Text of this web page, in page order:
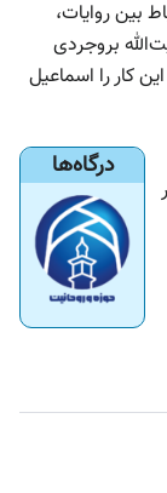
بین روایات،
بروجردی
کار را اسماعیل
درگاه‌ها